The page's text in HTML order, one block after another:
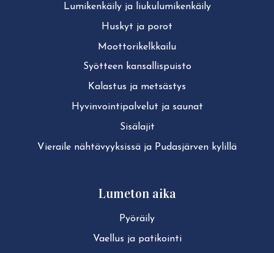
Lu­mi­ken­käi­ly ja liu­ku­lu­mi­ken­käi­ly
Huskyt ja porot
Moot­to­ri­kelk­kai­lu
Syötteen kan­sal­lis­puis­to
Kalastus ja metsästys
Hy­vin­voin­ti­pal­ve­lut ja saunat
Sisälajit
Vieraile näh­tä­vyyk­sis­sä ja Pudasjärven kylillä
Lumeton aika
Pyöräily
Vaellus ja patikointi